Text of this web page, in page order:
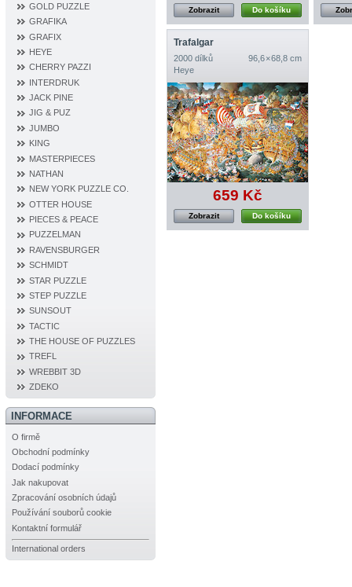
GOLD PUZZLE
GRAFIKA
GRAFIX
HEYE
CHERRY PAZZI
INTERDRUK
JACK PINE
JIG & PUZ
JUMBO
KING
MASTERPIECES
NATHAN
NEW YORK PUZZLE CO.
OTTER HOUSE
PIECES & PEACE
PUZZELMAN
RAVENSBURGER
SCHMIDT
STAR PUZZLE
STEP PUZZLE
SUNSOUT
TACTIC
THE HOUSE OF PUZZLES
TREFL
WREBBIT 3D
ZDEKO
INFORMACE
O firmě
Obchodní podmínky
Dodací podmínky
Jak nakupovat
Zpracování osobních údajů
Používání souborů cookie
Kontaktní formulář
International orders
Do košíku
Zobrazit
Trafalgar
2000 dílků
96,6 × 68,8 cm
Heye
659 Kč
Do košíku
Zobrazit